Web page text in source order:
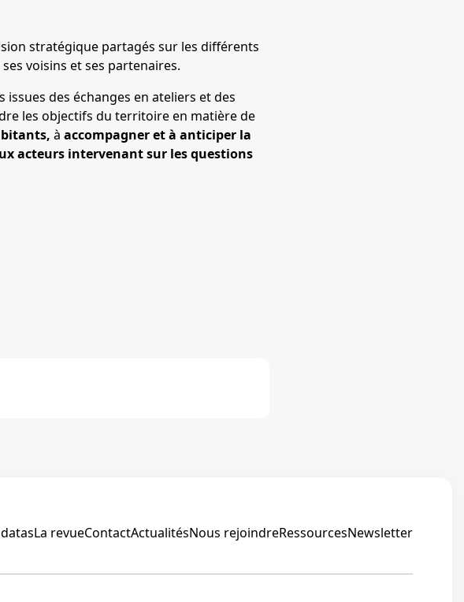
stratégique partagés sur les différents
voisins et ses partenaires.
issues des échanges en ateliers et des
les objectifs du territoire en matière de
à accompagner et à anticiper la
acteurs intervenant sur les questions
La revueContactActualitésNous rejoindreRessourcesNewsletter